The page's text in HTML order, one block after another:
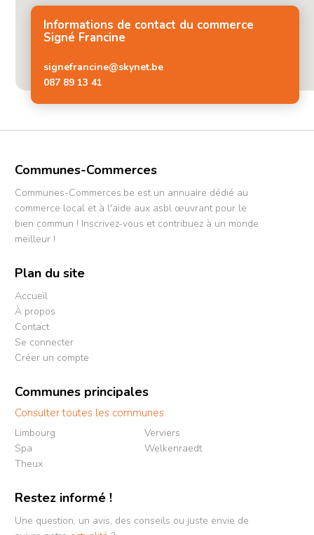
Informations de contact du commerce
Signé Francine
signefrancine@skynet.be
087 89 13 41
Communes-Commerces
Communes-Commerces.be est un annuaire dédié au
commerce local et à l'aide aux asbl œuvrant pour le
bien commun ! Inscrivez-vous et contribuez à un monde
meilleur !
Plan du site
Accueil
À propos
Contact
Se connecter
Créer un compte
Communes principales
Consulter toutes les communes
Limbourg
Spa
Theux
Verviers
Welkenraedt
Restez informé !
Une question, un avis, des conseils ou juste envie de